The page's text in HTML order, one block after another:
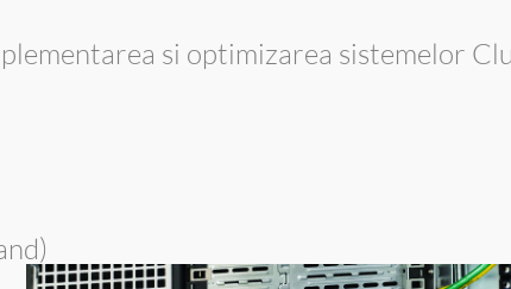
si optimizarea sistemelor